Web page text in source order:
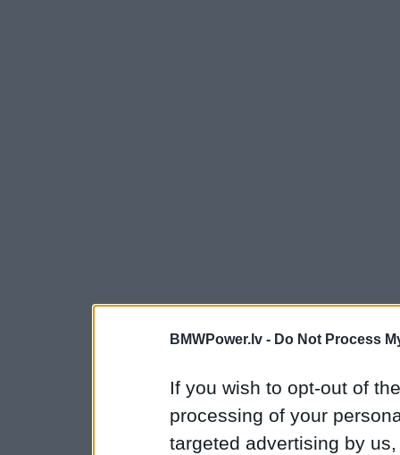
BMWPower.lv - Do Not Process
If you wish to opt-out of
processing of your
targeted advertising by